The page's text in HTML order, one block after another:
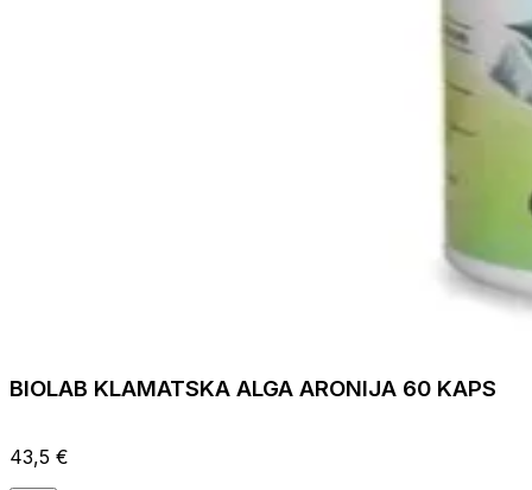
BIOLAB KLAMATSKA ALGA ARONIJA 60 KAPS
43,5 €